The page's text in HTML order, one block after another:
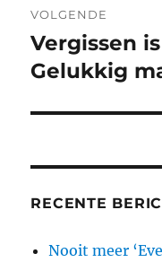
VOLGENDE
Volgend
bericht:
Vergissen
Gelukkig
RECENTE
Nooit meer